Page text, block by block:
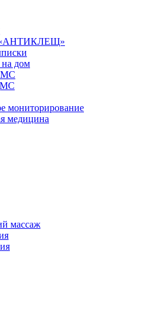
«АНТИКЛЕЩ»
на дом
мониторирование
медицина
массаж